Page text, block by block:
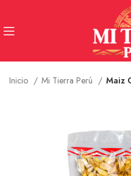
Inicio Mi Tierra Perú Maiz